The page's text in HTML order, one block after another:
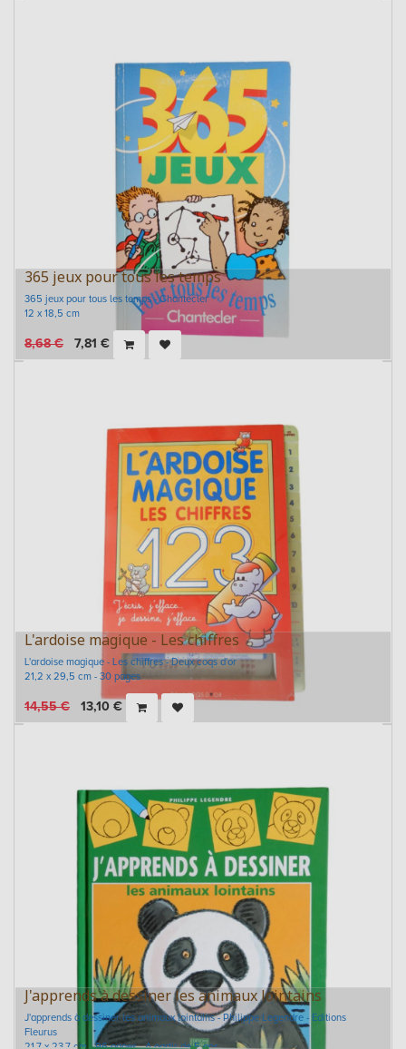
365 jeux pour tous les temps
365 jeux pour tous les temps - Chantecler
12 x 18,5 cm
8,68€ 7,81 €
L'ardoise magique - Les chiffres
L'ardoise magique - Les chiffres - Deux coqs d'or
21,2 x 29,5 cm - 30 pages
14,55€ 13,10 €
J'apprends à dessiner les animaux lointains
J'apprends à dessiner les animaux lointains - Philippe Legendre - Editions
Fleurus